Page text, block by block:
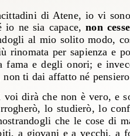
di Atene, io vi
io ne sia capace,non
al mio solito modo,
rinomata per sapienza e
fama e degli onori; e
ti dai affatto né pensiero
dirà che non è vero, e
lo studierò, lo
che le cose di
a giovani e a vecchi, a